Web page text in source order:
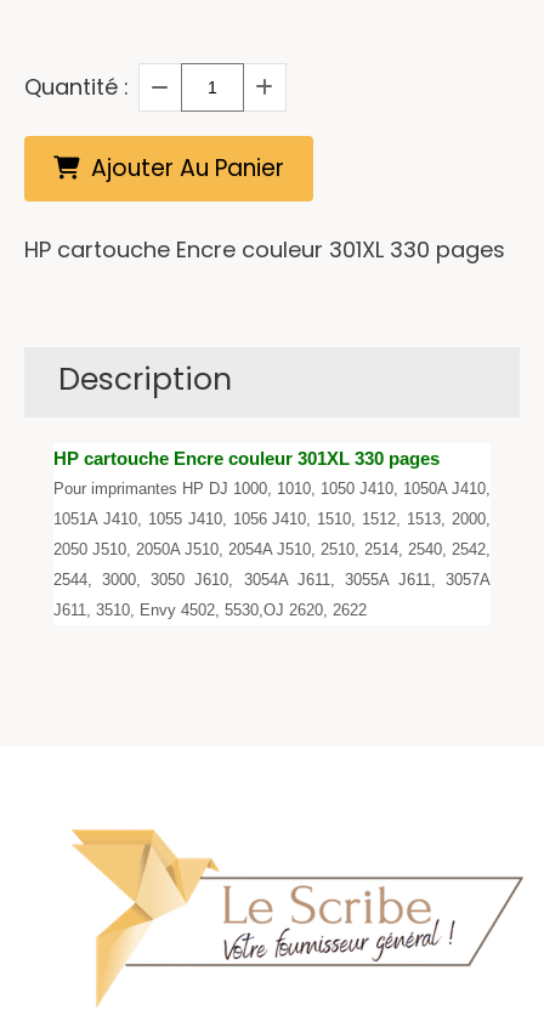
Quantité :
Ajouter Au Panier
HP cartouche Encre couleur 301XL 330 pages
Description
HP cartouche Encre couleur 301XL 330 pages
Pour imprimantes HP DJ 1000, 1010, 1050 J410, 1050A J410,
1051A J410, 1055 J410, 1056 J410, 1510, 1512, 1513, 2000,
2050 J510, 2050A J510, 2054A J510, 2510, 2514, 2540, 2542,
2544, 3000, 3050 J610, 3054A J611, 3055A J611, 3057A
J611, 3510, Envy 4502, 5530,OJ 2620, 2622